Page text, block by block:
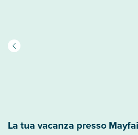
La tua vacanza presso